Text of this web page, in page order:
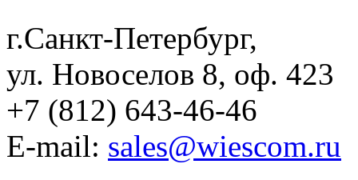
г.Санкт-Петербург,
ул. Новоселов 8, оф. 423
+7 (812) 643-46-46
E-mail: sales@wiescom.ru